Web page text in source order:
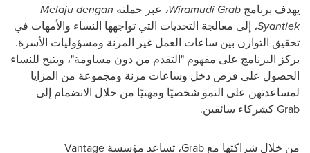
يهدف برنامج Wiramudi Grab، عبر حملته Melaju dengan
Syantiek، إلى معالجة التحديات التي تواجهها النساء والأمهات في
تحقيق التوازن بين ساعات العمل غير المرنة ومسؤوليات الأسرة.
يركز البرنامج على مفهوم "التقدم من دون مساومة"، ويتيح للنساء
الحصول على فرص دخل وساعات مرنة ومجموعة من المزايا
لمساعدتهن على النمو شخصيًا ومهنيًا من خلال الانضمام إلى
Grabكشركاء سائقين.
من خلال شراكتها مع Grab، تساعد مؤسسة Vantage